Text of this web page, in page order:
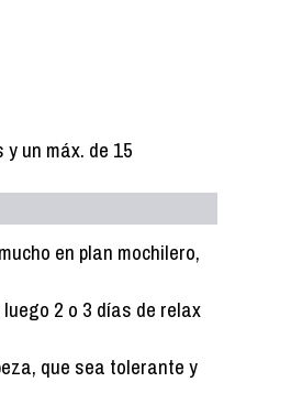
un máx. de 15
en plan mochilero,
2 o 3 días de relax
que sea tolerante y